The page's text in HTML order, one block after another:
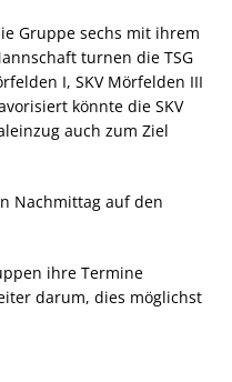
Gruppe sechs mit ihrem
turnen die TSG
I, SKV Mörfelden III
könnte die SKV
auch zum Ziel
Nachmittag auf den
ihre Termine
darum, dies möglichst